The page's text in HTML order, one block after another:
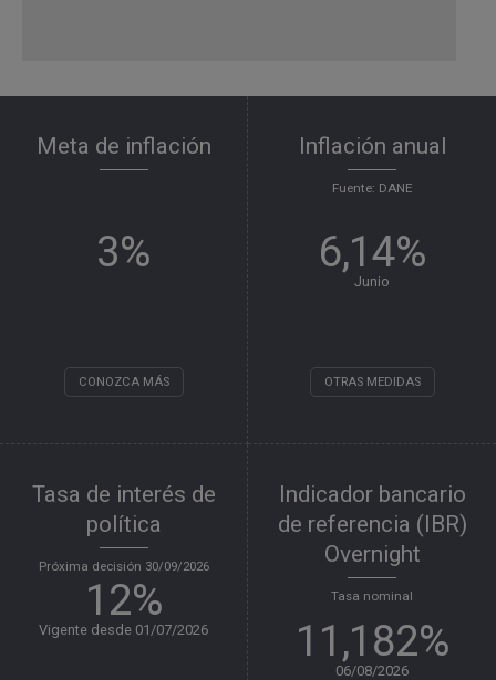
Meta de inflación
3%
CONOZCA MÁS
Inflación anual
Fuente: DANE
6,14%
Junio
OTRAS MEDIDAS
Tasa de interés de
política
Próxima decisión 30/09/2026
12%
Vigente desde 01/07/2026
Indicador bancario
de referencia (IBR)
Overnight
Tasa nominal
11,182%
06/08/2026